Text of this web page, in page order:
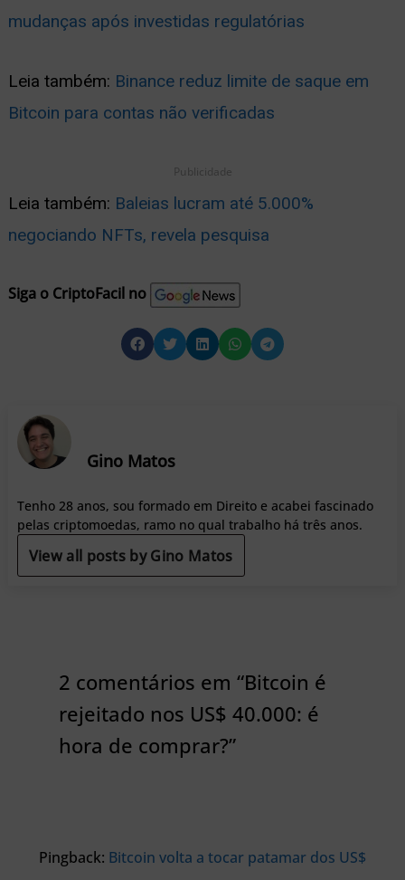
mudanças após investidas regulatórias
Leia também: Binance reduz limite de saque em
Bitcoin para contas não verificadas
Publicidade
Leia também: Baleias lucram até 5.000%
negociando NFTs, revela pesquisa
Siga o CriptoFacil no
Gino Matos
Tenho 28 anos, sou formado em Direito e acabei fascinado
pelas criptomoedas, ramo no qual trabalho há três anos.
View all posts by Gino Matos
2 comentários em “Bitcoin é
rejeitado nos US$ 40.000: é
hora de comprar?”
Pingback: Bitcoin volta a tocar patamar dos US$